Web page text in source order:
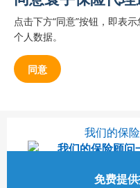
点击下方“同意”按钮，即表
个人数据。
同意
我们的保
免费提